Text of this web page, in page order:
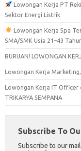
Lowongan Kerja PT
Sektor Energi Listrik
Lowongan Kerja Spa
SMA/SMK Usia 21–43
BURUAN! LOWONGAN
Lowongan Kerja
Lowongan Kerja IT Officer
TRIKARYA SEMPANA
Subscribe To
Subscribe to our